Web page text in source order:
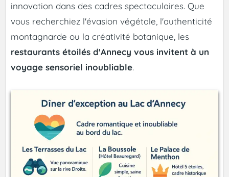
innovation dans des cadres spectaculaires. Que
vous recherchiez l'évasion végétale, l'authenticité
montagnarde ou la créativité botanique, les
restaurants étoilés d'Annecy vous invitent à un
voyage sensoriel inoubliable.